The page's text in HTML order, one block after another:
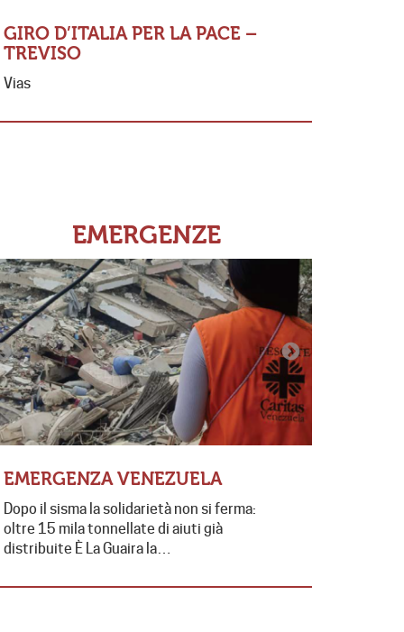
GIRO D’ITALIA PER LA PACE –
TREVISO
Vias
EMERGENZE
EMERGENZA VENEZUELA
Dopo il sisma la solidarietà non si ferma:
oltre 15 mila tonnellate di aiuti già
distribuite È La Guaira la…